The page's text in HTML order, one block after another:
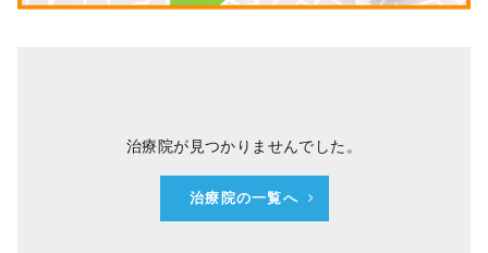
治療院が見つかりませんでした。
治療院の一覧へ